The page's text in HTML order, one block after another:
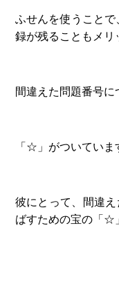
ふせんを使うこと
録が残ることもメリ
間違えた問題番号に
「☆」がついていま
彼にとって、間違
ばすための宝の「☆